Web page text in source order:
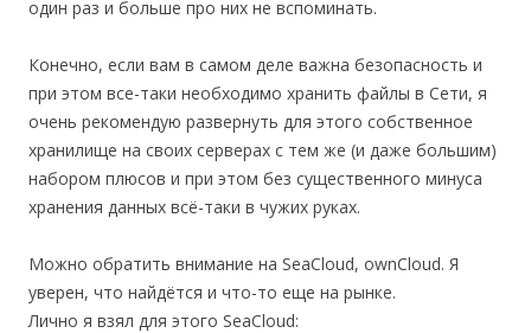
один раз и больше про них не вспоминать.
Конечно, если вам в самом деле важна безопасность и
при этом все-таки необходимо хранить файлы в Сети, я
очень рекомендую развернуть для этого собственное
хранилище на своих серверах с тем же (и даже большим)
набором плюсов и при этом без существенного минуса
хранения данных всё-таки в чужих руках.
Можно обратить внимание на SeaCloud, ownCloud. Я
уверен, что найдётся и что-то еще на рынке.
Лично я взял для этого SeaCloud: